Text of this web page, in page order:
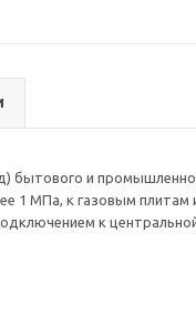
бытового и
1 МПа, к газовым
к